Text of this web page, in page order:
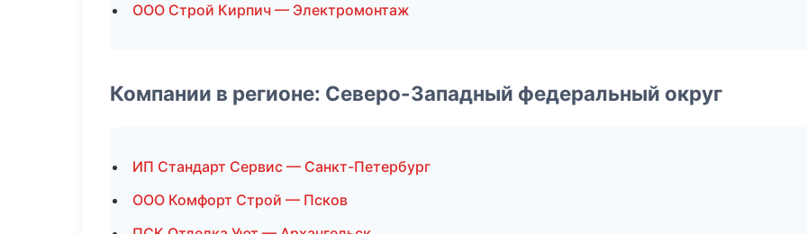
ООО Строй Кирпич — Электромонтаж
Компании в регионе: Северо-Западный федеральный округ
ИП Стандарт Сервис — Санкт-Петербург
ООО Комфорт Строй — Псков